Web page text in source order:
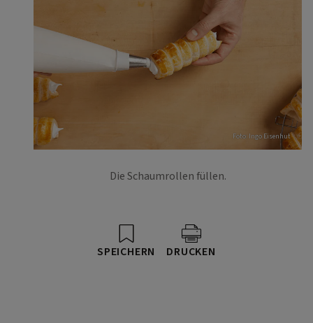
Foto: Ingo Eisenhut
Die Schaumrollen füllen.
SPEICHERN DRUCKEN